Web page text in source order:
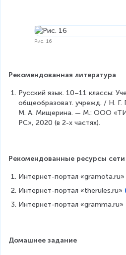
Рис. 16
Рекомендованная литература
Русский язык. 10–11 классы:
общеобразоват. учрежд. / Н.
М. А. Мищерина. — М.: ООО
РС», 2020 (в 2-х частях).
Рекомендованные ресурсы
Интернет-портал «gramota.ru»
Интернет-портал «therules.ru»
Интернет-портал «gramma.ru»
Домашнее задание